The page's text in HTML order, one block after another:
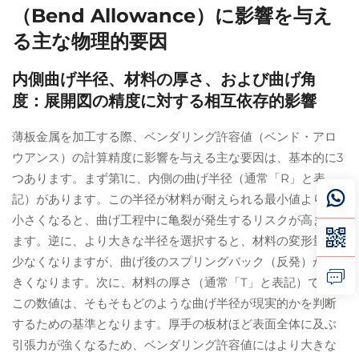
（Bend Allowance）に影響を与え
る主な物理的要因
内側曲げ半径、材料の厚さ、および曲げ角
度：展開図の精度に対する相互依存的影響
薄板金属を加工する際、ベンダリング許容値（ベンド・アロ
ウアンス）の計算精度に影響を与える主な要因は、基本的に3
つあります。まず第1に、内側の曲げ半径（通常「R」と表
記）があります。この半径が材料が耐えられる最小値よりも
小さくなると、曲げ工程中に亀裂が発生するリスクが高まり
ます。逆に、より大きな半径を選択すると、材料の変形量は
少なくなりますが、曲げ後のスプリングバック（反発）が大
きくなります。次に、材料の厚さ（通常「T」と表記）です。
この数値は、そもそもどのような曲げ半径が現実的かを判断
するための基準となります。厚手の板材ほど表面全体に及ぶ
引張力が強くなるため、ベンダリング許容値にはより大きな